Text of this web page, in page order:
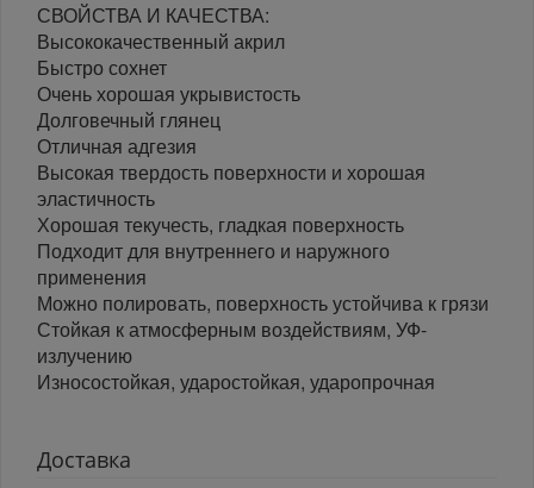
СВОЙСТВА И КАЧЕСТВА:
Высококачественный акрил
Быстро сохнет
Очень хорошая укрывистость
Долговечный глянец
Отличная адгезия
Высокая твердость поверхности и хорошая
эластичность
Хорошая текучесть, гладкая поверхность
Подходит для внутреннего и наружного
применения
Можно полировать, поверхность устойчива к грязи
Стойкая к атмосферным воздействиям, УФ-
излучению
Износостойкая, ударостойкая, ударопрочная
Доставка